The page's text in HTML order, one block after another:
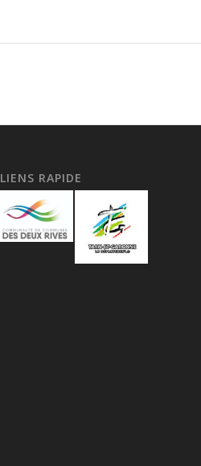
LIENS RAPIDE